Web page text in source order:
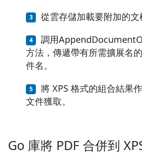
從雲存儲加載要附加的文
調用
方法，傳遞帶有所需擴展名
件名。
將 XPS 格式的組合結果
文件獲取。
Go 庫將 PDF 合併到